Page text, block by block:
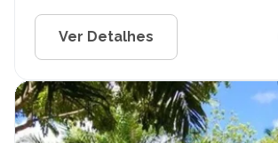
Ver Detalhes